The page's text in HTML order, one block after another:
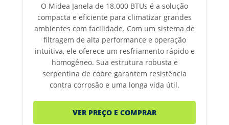
O Midea Janela de 18.000 BTUs é a solução
compacta e eficiente para climatizar grandes
ambientes com facilidade. Com um sistema de
filtragem de alta performance e operação
intuitiva, ele oferece um resfriamento rápido e
homogêneo. Sua estrutura robusta e
serpentina de cobre garantem resistência
contra corrosão e uma longa vida útil.
VER PREÇO E COMPRAR